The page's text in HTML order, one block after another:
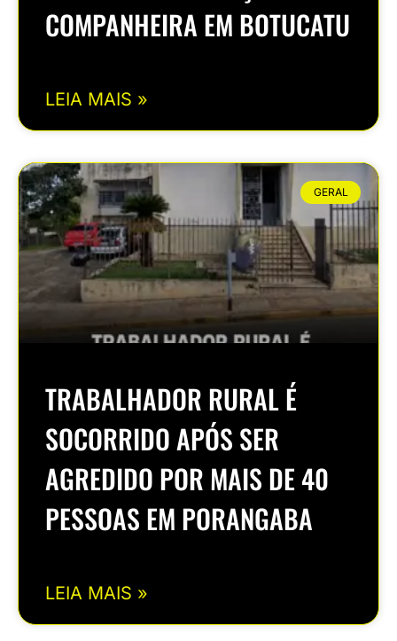
COMPANHEIRA EM BOTUCATU
LEIA MAIS »
GERAL
TRABALHADOR RURAL É
SOCORRIDO APÓS SER
AGREDIDO POR MAIS DE 40
PESSOAS EM PORANGABA
LEIA MAIS »